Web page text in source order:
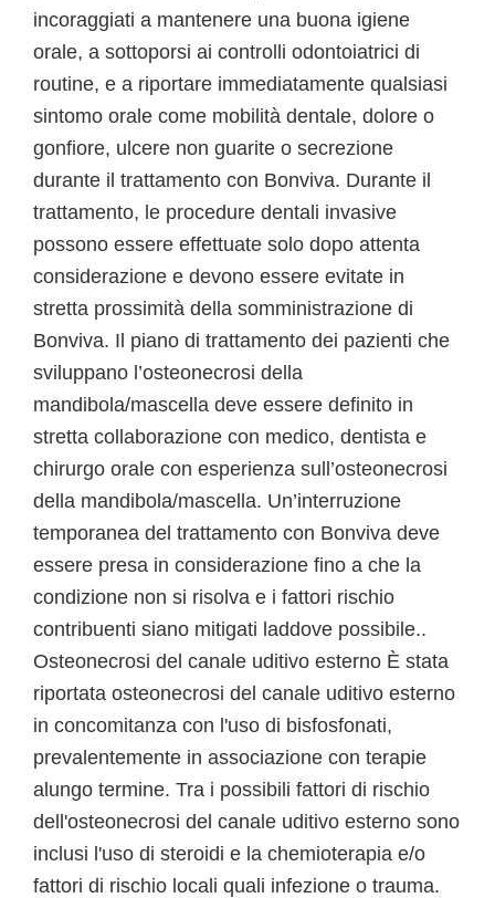
incoraggiati a mantenere una buona igiene
orale, a sottoporsi ai controlli odontoiatrici di
routine, e a riportare immediatamente qualsiasi
sintomo orale come mobilità dentale, dolore o
gonfiore, ulcere non guarite o secrezione
durante il trattamento con Bonviva. Durante il
trattamento, le procedure dentali invasive
possono essere effettuate solo dopo attenta
considerazione e devono essere evitate in
stretta prossimità della somministrazione di
Bonviva. Il piano di trattamento dei pazienti che
sviluppano l’osteonecrosi della
mandibola/mascella deve essere definito in
stretta collaborazione con medico, dentista e
chirurgo orale con esperienza sull’osteonecrosi
della mandibola/mascella. Un’interruzione
temporanea del trattamento con Bonviva deve
essere presa in considerazione fino a che la
condizione non si risolva e i fattori rischio
contribuenti siano mitigati laddove possibile..
Osteonecrosi del canale uditivo esterno È stata
riportata osteonecrosi del canale uditivo esterno
in concomitanza con l'uso di bisfosfonati,
prevalentemente in associazione con terapie
alungo termine. Tra i possibili fattori di rischio
dell'osteonecrosi del canale uditivo esterno sono
inclusi l'uso di steroidi e la chemioterapia e/o
fattori di rischio locali quali infezione o trauma.